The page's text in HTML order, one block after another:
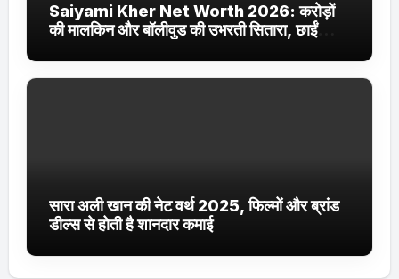
Saiyami Kher Net Worth 2026: करोड़ों
की मालकिन और बॉलीवुड की उभरती सितारा, छाईं
सारा अली खान की नेट वर्थ 2025, फिल्मों और ब्रांड
डील्स से होती है शानदार कमाई